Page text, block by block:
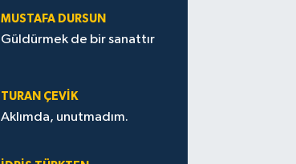
MUSTAFA DURSUN
Güldürmek de bir sanattır
TURAN ÇEVİK
Aklımda, unutmadım.